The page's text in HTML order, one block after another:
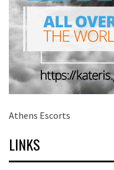
Athens Escorts
LINKS